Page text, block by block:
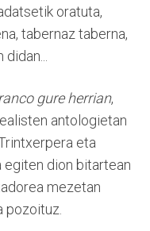
oratuta,
tabernaz taberna,
gure herrian,
antologietan
eta
egiten dion bitartean
mezetan
pozoituz.